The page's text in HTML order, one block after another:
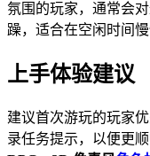
氛围的玩家，通常会
躁，适合在空闲时间
上手体验建议
建议首次游玩的玩家
录任务提示，以便更